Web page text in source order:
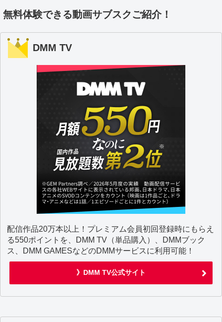
無料体験できる動画サブスクご紹介！
DMM TV
配信作品20万本以上！プレミアム会員初回登録時にもらえ
る550ポイントを、DMM TV（単品購入）、DMMブック
ス、DMM GAMESなどのDMMサービスに利用可能！
》DMM TV公式サイト